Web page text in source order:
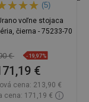
(5)
voľne stojaca
čierna - 75233-70
€ -19,97%
€
cena: 213,90 €
cena: 171,19 €